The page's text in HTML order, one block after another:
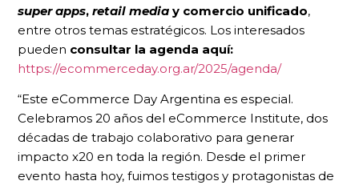
super apps, retail media y comercio unificado,
entre otros temas estratégicos. Los interesados
pueden consultar la agenda aquí:
https://ecommerceday.org.ar/2025/agenda/
“Este eCommerce Day Argentina es especial.
Celebramos 20 años del eCommerce Institute, dos
décadas de trabajo colaborativo para generar
impacto x20 en toda la región. Desde el primer
evento hasta hoy, fuimos testigos y protagonistas de